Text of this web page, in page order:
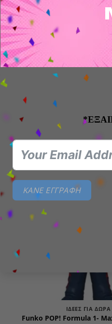
ΚΑΝΕ ΕΓΓΡΑΦΗ
Funko POP!
approx. 9 cm tall and
ΙΔΈΕΣ ΓΙΑ ΔΏΡΑ
Funko POP! Formula 1-